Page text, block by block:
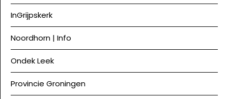
InGrijpskerk
Noordhorn | Info
Ondek Leek
Provincie Groningen